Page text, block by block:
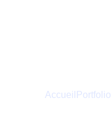
Accueil Portfolio